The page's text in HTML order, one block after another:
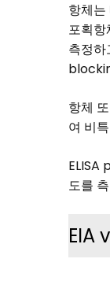
항체
포획
측정
항체
여 비
ELISA
도를
EIA